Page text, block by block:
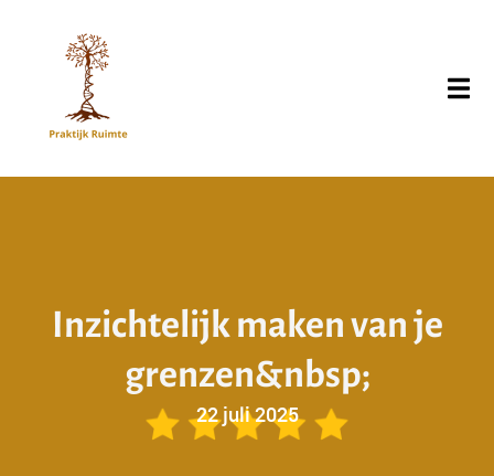
Inzichtelijk makenvanje
grenzen&nbsp;
22 juli 2025